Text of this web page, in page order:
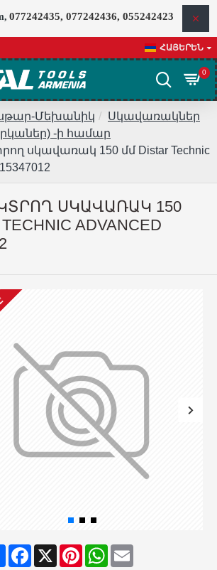
077242435, 077242436, 055242423
ՀԱՅԵՐԵՆ
0
Մեխանիկ
Սկավառակներ
-ի համար
սկավառակ 150 մմ Distar Technic
ՍԿԱՎԱՌԱԿ 150
ADVANCED
ShareFacebook
X PinterestWhatsApp
Email